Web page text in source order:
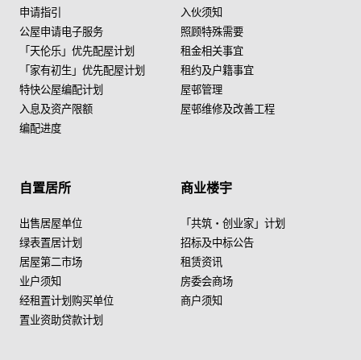
申请指引
公屋申请电子服务
「天伦乐」优先配屋计划
「家有初生」优先配屋计划
特快公屋编配计划
入息及资产限额
编配进度
入伙须知
照顾特殊需要
租金相关事宜
租约及户籍事宜
屋邨管理
屋邨维修及改善工程
自置居所
出售居屋单位
绿表置居计划
居屋第二市场
业户须知
经租置计划购买单位
置业资助贷款计划
商业楼宇
「共筑・创业家」计划
招标及中标公告
租赁资讯
房委会商场
商户须知